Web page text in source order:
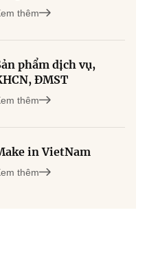
thêm
phẩm dịch vụ,
ĐMST
thêm
in VietNam
thêm